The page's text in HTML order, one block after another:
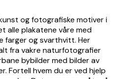
og fotografiske motiver i
alle plakatene våre med
farger og svarthvitt. Her
fra vakre naturfotografier
bybilder med bilder av
Fortell hvem du er ved hjelp